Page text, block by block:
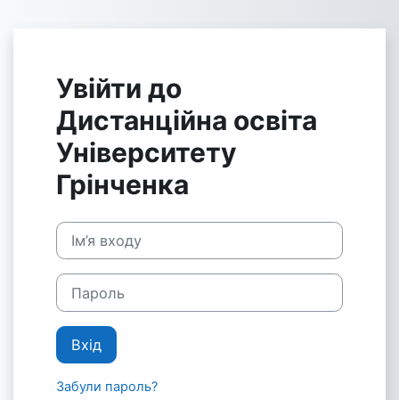
Увійти до
Дистанційна освіта
Університету
Грінченка
Пропустити створення нового екаунту
Ім’я входу
Пароль
Вхід
Забули пароль?